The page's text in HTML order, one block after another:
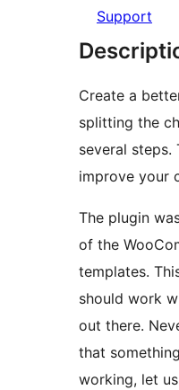
Support
Create a
splitting the
several steps.
improve your
The plugin
of the
templates.
should work
out there.
that
working, let